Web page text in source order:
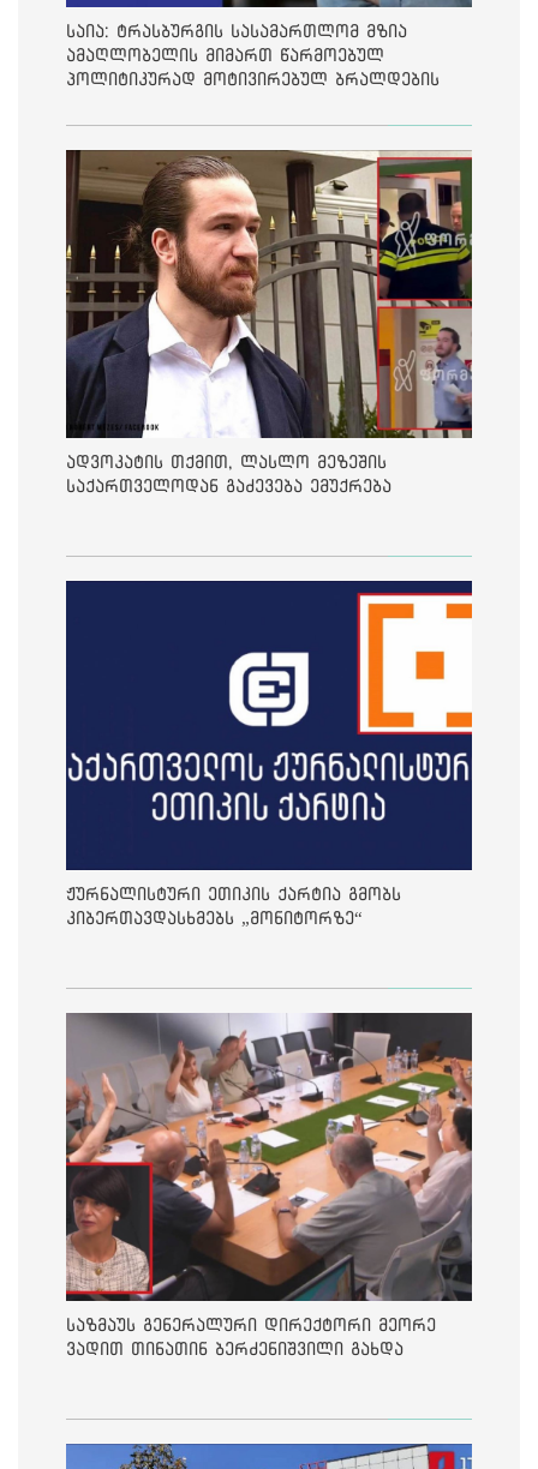
საია: ტრასბურგის სასამართლომ მზია
ამაღლობელის მიმართ წარმოებულ
პოლიტიკურად მოტივირებულ ბრალდების
ადვოკატის თქმით, ლასლო მეზეშის
საქართველოდან გაძევება ემუქრება
ჟურნალისტური ეთიკის ქარტია გმობს
კიბერთავდასხმებს „მონიტორზე“
საზმაუს გენერალური დირექტორი მეორე
ვადით თინათინ ბერძენიშვილი გახდა